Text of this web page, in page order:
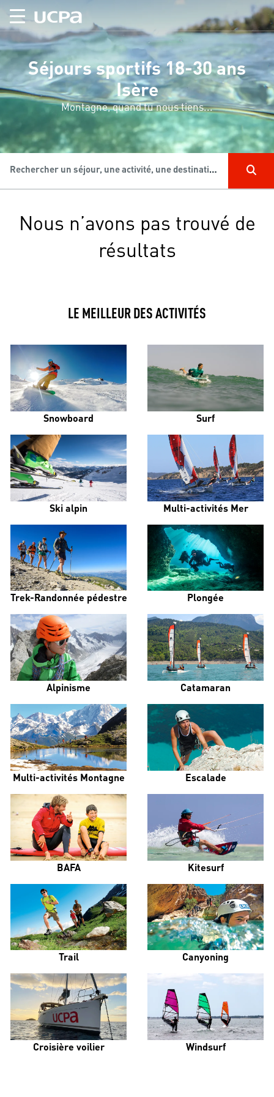
Séjours sportifs 18-30 ans
Isère
Montagne, quand tu nous tiens...
Rechercher un séjour, une activité, une destination...
Nous n’avons pas trouvé de
résultats
LE MEILLEUR DES ACTIVITÉS
Snowboard Surf
Ski alpin Multi-activités Mer
Trek-Randonnée pédestre Plongée
Alpinisme Catamaran
Multi-activités Montagne Escalade
BAFA Kitesurf
Trail Canyoning
Croisière voilier Windsurf